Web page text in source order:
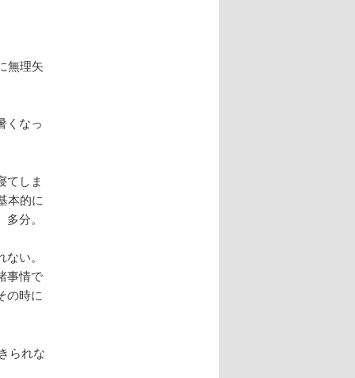
無理矢
くなっ
てしま
本的に
分。
い。
事情で
の時に
られな